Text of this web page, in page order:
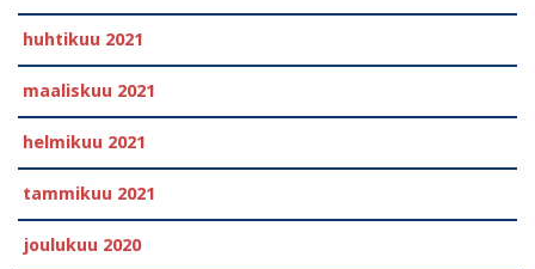
huhtikuu 2021
maaliskuu 2021
helmikuu 2021
tammikuu 2021
joulukuu 2020